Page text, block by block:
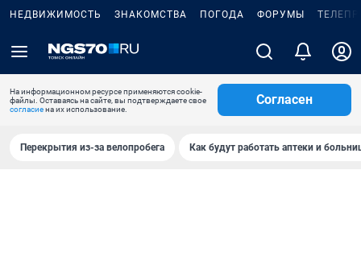
НЕДВИЖИМОСТЬ ЗНАКОМСТВА ПОГОДА ФОРУМЫ
На информационном ресурсе применяются cookie-
файлы. Оставаясь на сайте, вы подтверждаете свое
согласиена их использование.
Согласен
Перекрытия из-за велопробега Как будут работать аптеки и